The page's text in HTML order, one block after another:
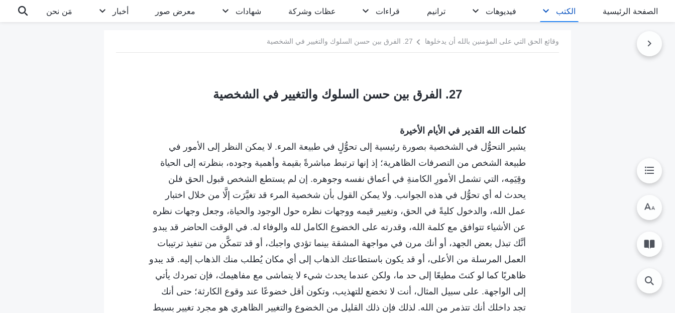
الصفحة الرئيسية الكتب فيديوهات ترانيم قراءات عظات وشركة شهادات معرض صور أخبار مَن نحن
وقائع الحق التي على المؤمنين بالله أن يدخلوها 27. الفرق بين حسن السلوك والتغيير في الشخصية
27. الفرق بين حسن السلوك والتغيير في الشخصية
كلمات الله القدير في الأيام الأخيرة
يشير التحوُّل في الشخصية بصورة رئيسية إلى تحوُّلٍ في طبيعة المرء. لا يمكن النظر إلى الأمور في
طبيعة الشخص من التصرفات الظاهرية؛ إذ إنها ترتبط مباشرةً بقيمة وأهمية وجوده، بنظرته إلى الحياة
وقِيَمِه، التي تشمل الأمورِ الكامنةِ في أعماق نفسه وجوهره. إن لم يستطع الشخص قبول الحق فلن
يحدث له أي تحوُّل في هذه الجوانب. ولا يمكن القول بأن شخصية المرء قد تغيَّرَت إلَّا من خلال اختبار
عمل الله، والدخول كليةً في الحق، وتغيير قيمه ووجهات نظره حول الوجود والحياة، وجعل وجهات نظره
عن الأشياء تتوافق مع كلمة الله، وقدرته على الخضوع الكامل لله والوفاء له. في الوقت الحاضر قد يبدو
أنَّك تبذل بعض الجهد، أو أنك مرن في مواجهة المشقة بينما تؤدي واجبك، أو قد تتمكَّن من تنفيذ ترتيبات
العمل المرسلة من الأعلى، أو قد يكون باستطاعتك الذهاب إلى أي مكان يُطلب منك الذهاب إليه. قد يبدو
ظاهريًا كما لو كنتَ مطيعًا إلى حد ما، ولكن عندما يحدث شيء لا يتماشى مع مفاهيمك، فإن تمردك يأتي
إلى الواجهة. على سبيل المثال، أنت لا تخضع للتهذيب، وتكون أقل خضوعًا عند وقوع الكارثة؛ حتى أنك
تجد داخلك أنك تتذمر من الله. لذلك فإن ذلك القليل من الخضوع والتغيير الظاهري هو مجرد تغيير بسيط